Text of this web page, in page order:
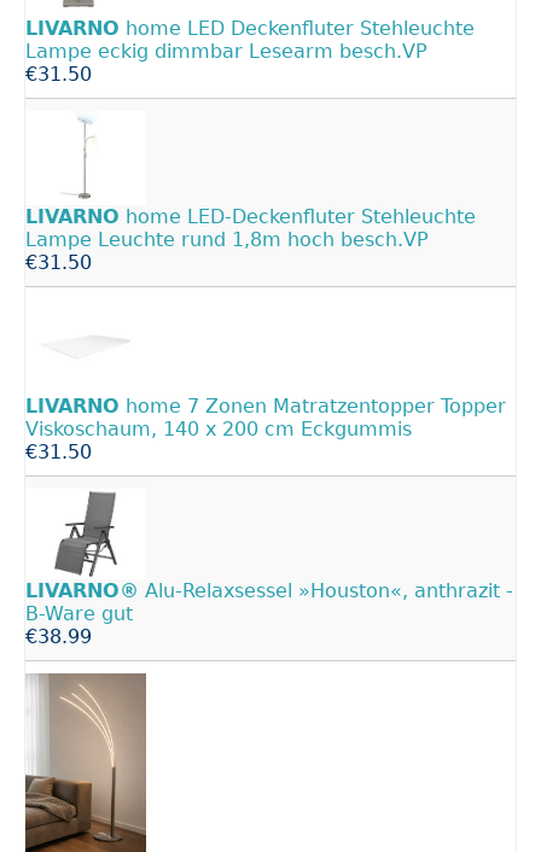
LIVARNO home LED Deckenfluter Stehleuchte
Lampe eckig dimmbar Lesearm besch.VP
€31.50
LIVARNO home LED-Deckenfluter Stehleuchte
Lampe Leuchte rund 1,8m hoch besch.VP
€31.50
LIVARNO home 7 Zonen Matratzentopper Topper
Viskoschaum, 140 x 200 cm Eckgummis
€31.50
LIVARNO® Alu-Relaxsessel »Houston«, anthrazit -
B-Ware gut
€38.99